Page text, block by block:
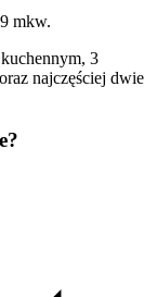
mkw.
3
najczęściej dwie